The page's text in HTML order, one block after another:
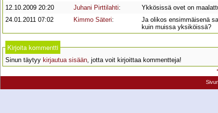
12.10.2009 20:20
Juhani Pirttilahti:
Ykkösissä ovet on
24.01.2011 07:02
Kimmo Säteri:
Ja olikos ensimmäisenä
kuin muissa yksiköissä?
Kirjoita kommentti
Sinun täytyy kirjautua sisään, jotta voit kirjoittaa kommentteja!